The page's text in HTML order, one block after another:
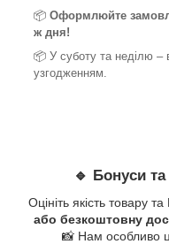
📦 Оформлюйте
ж дня!
📦 У суботу та неділю –
узгодженням.
🔹 Бонуси та
Оцініть якість товару
або безкоштовну
📸 Нам особливо